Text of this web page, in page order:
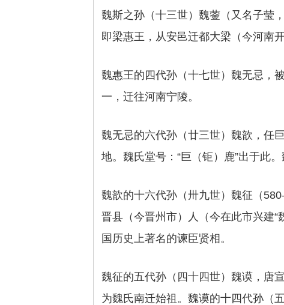
魏斯之孙（十三世）魏蓥（又名子莹
即梁惠王，从安邑迁都大梁（今河南开
魏惠王的四代孙（十七世）魏无忌，
一，迁往河南宁陵。
魏无忌的六代孙（廿三世）魏歆，任
地。魏氏堂号：“巨（钜）鹿”出于此
魏歆的十六代孙（卅九世）魏征（
晋县（今晋州市）人（今在此市兴建“
国历史上著名的谏臣贤相。
魏征的五代孙（四十四世）魏谟，唐
为魏氏南迁始祖。魏谟的十四代孙（